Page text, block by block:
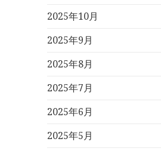
2025年10月
2025年9月
2025年8月
2025年7月
2025年6月
2025年5月